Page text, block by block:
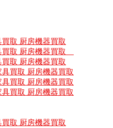
取 厨房機器買取
買取 厨房機器買取
取 厨房機器買取
買取 厨房機器買取
買取 厨房機器買取
買取 厨房機器買取
取 厨房機器買取